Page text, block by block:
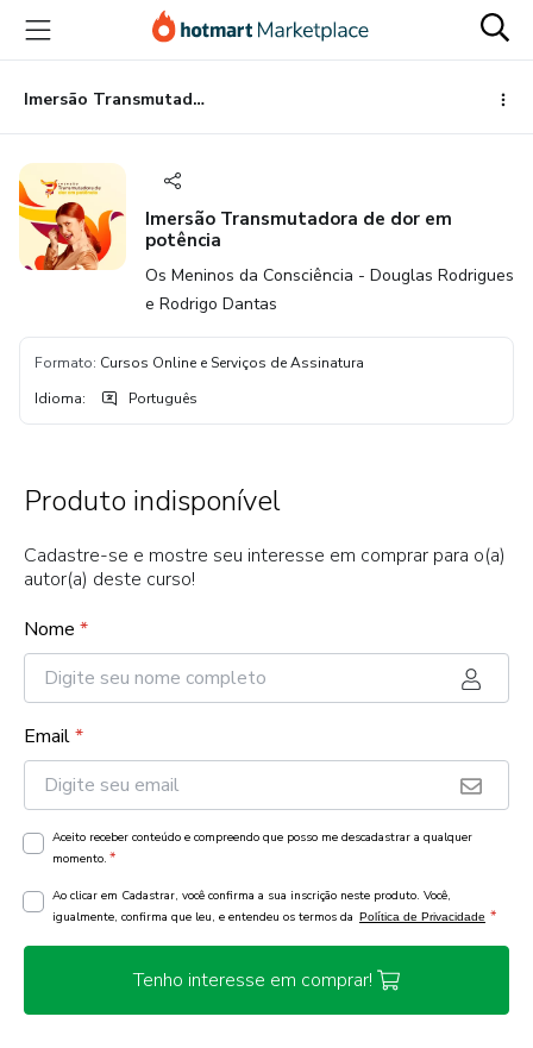
para
conteúdo
principal
para
pagamento
para
rodapé
Imersão Transmutadora de dor em potência
Imersão Transmutadora de dor em
potência
Os Meninos da Consciência - Douglas Rodrigues
e Rodrigo Dantas
Formato: Cursos Online e Serviços de Assinatura
Idioma: Português
Produto indisponível
Cadastre-se e mostre seu interesse em comprar para o(a)
autor(a) deste curso!
Nome *
Email*
Aceito receber conteúdo e compreendo que posso me descadastrar a qualquer
momento. *
Ao clicar em Cadastrar, você confirma a sua inscrição neste produto. Você,
igualmente, confirma que leu, e entendeu os termos da Política de Privacidade *
Tenho interesse em comprar!